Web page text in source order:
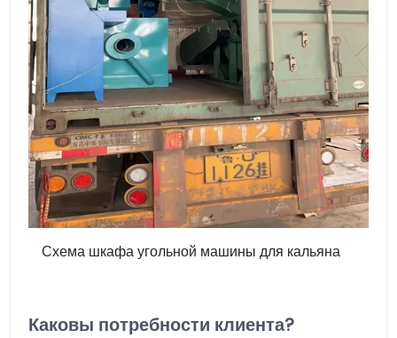
Схема шкафа угольной машины для кальяна
Каковы потребности клиента?